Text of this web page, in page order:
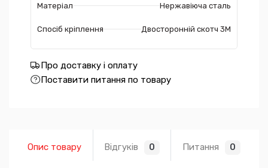
Матеріал Нержавіюча сталь
Спосіб кріплення Двосторонній скотч 3М
Про доставку і оплату
Поставити питання по товару
Опис товару Відгуків 0 Питання 0